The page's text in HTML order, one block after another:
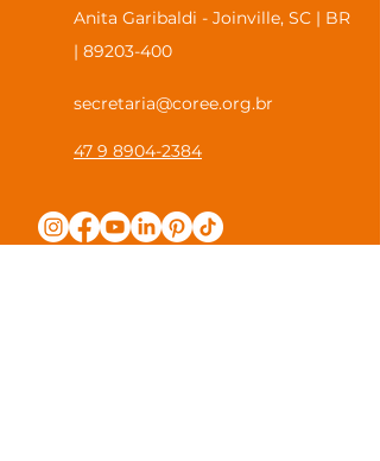
Anita Garibaldi - Joinville, SC | BR
| 89203-400
secretaria@coree.org.br
47 9 8904-2384